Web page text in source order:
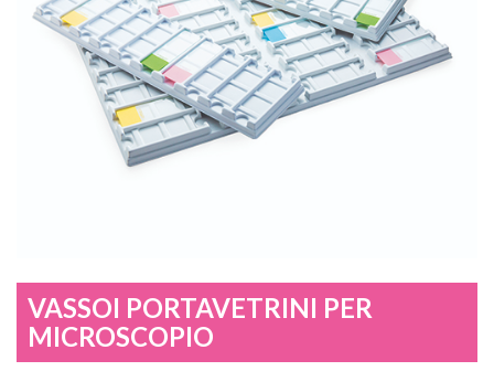
VASSOI PORTAVETRINI PER
MICROSCOPIO